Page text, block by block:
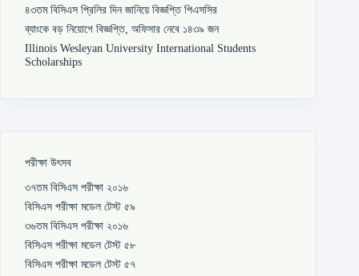
৪৩তম বিসিএস প্রিলির দিন জানিয়ে বিজ্ঞপ্তি পিএসসির
ব্যাংকে বড় নিয়োগে বিজ্ঞপ্তি, অফিসার নেবে ১৪৩৯ জন
Illinois Wesleyan University International Students
Scholarships
পরীক্ষা উৎসব
৩৭তম বিসিএস পরীক্ষা ২০১৬
বিসিএস পরীক্ষা মডেল টেস্ট ৫৯
৩৬তম বিসিএস পরীক্ষা ২০১৬
বিসিএস পরীক্ষা মডেল টেস্ট ৫৮
বিসিএস পরীক্ষা মডেল টেস্ট ৫৭